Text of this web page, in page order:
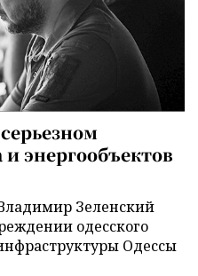
энергообъектов
Зеленский
одесского
Одессы